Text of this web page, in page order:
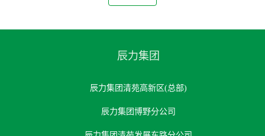
辰力集团
辰力集团清苑高新区(总部)
辰力集团博野分公司